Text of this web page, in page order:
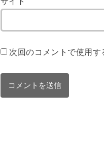
次回のコメントで使用す